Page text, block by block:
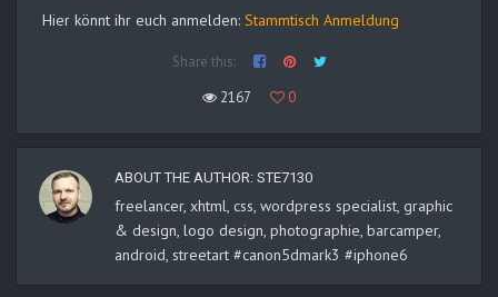
Hier könnt ihr euch anmelden: Stammtisch Anmeldung
Share this:
2167
0
ABOUT THE AUTHOR: STE7130
freelancer, xhtml, css, wordpress specialist, graphic
& design, logo design, photographie, barcamper,
android, streetart #canon5dmark3 #iphone6